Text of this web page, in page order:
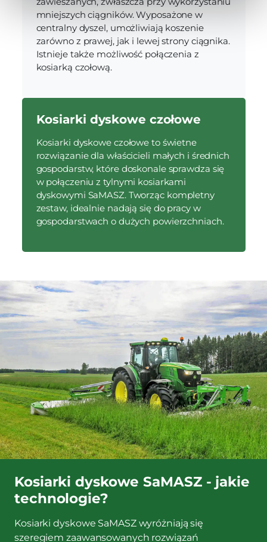
mniejszych ciągników. Wyposażone w
centralny dyszel, umożliwiają koszenie
zarówno z prawej, jak i lewej strony ciągnika.
Istnieje także możliwość połączenia z
kosiarką czołową.
Kosiarki dyskowe czołowe
Kosiarki dyskowe czołowe to świetne
rozwiązanie dla właścicieli małych i średnich
gospodarstw, które doskonale sprawdza się
w połączeniu z tylnymi kosiarkami
dyskowymi SaMASZ. Tworząc kompletny
zestaw, idealnie nadają się do pracy w
gospodarstwach o dużych powierzchniach.
Kosiarki dyskowe SaMASZ - jakie
technologie?
Kosiarki dyskowe SaMASZ wyróżniają się
szeregiem zaawansowanych rozwiązań